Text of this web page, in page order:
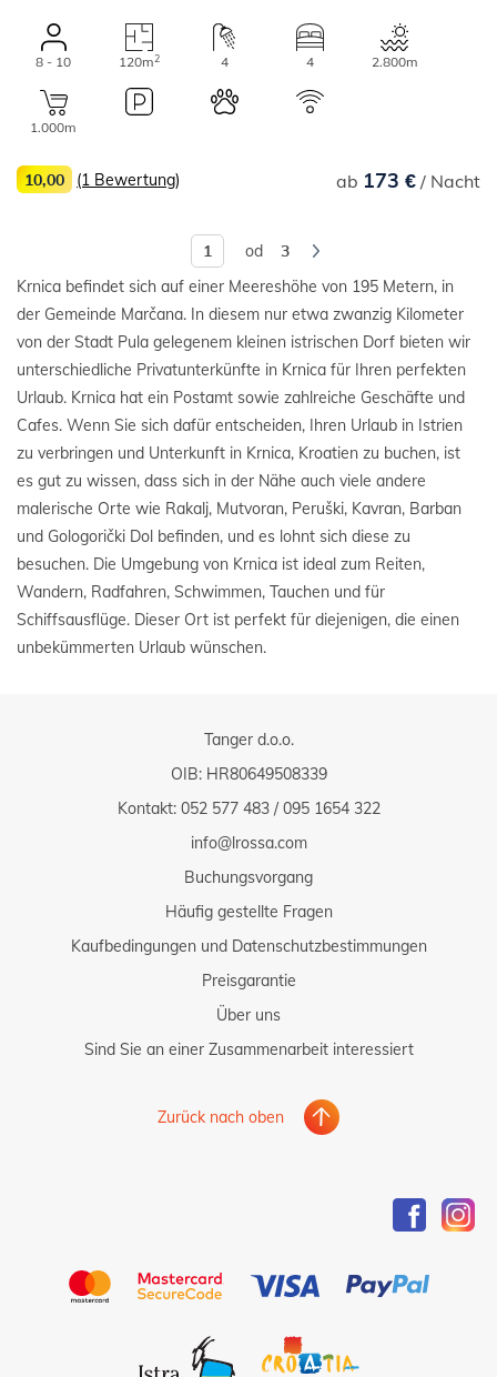
8 - 10 120m2 4 4 2.800m
1.000m
ab 173 €/ Nacht
10,00 (1 Bewertung)
od 3
Krnica befindet sich auf einer Meereshöhe von 195 Metern, in
der Gemeinde Marčana. In diesem nur etwa zwanzig Kilometer
von der Stadt Pula gelegenem kleinen istrischen Dorf bieten wir
unterschiedliche Privatunterkünfte in Krnica für Ihren perfekten
Urlaub. Krnica hat ein Postamt sowie zahlreiche Geschäfte und
Cafes. Wenn Sie sich dafür entscheiden, Ihren Urlaub in Istrien
zu verbringen und Unterkunft in Krnica, Kroatien zu buchen, ist
es gut zu wissen, dass sich in der Nähe auch viele andere
malerische Orte wie Rakalj, Mutvoran, Peruški, Kavran, Barban
und Gologorički Dol befinden, und es lohnt sich diese zu
besuchen. Die Umgebung von Krnica ist ideal zum Reiten,
Wandern, Radfahren, Schwimmen, Tauchen und für
Schiffsausflüge. Dieser Ort ist perfekt für diejenigen, die einen
unbekümmerten Urlaub wünschen.
Tanger d.o.o.
OIB: HR80649508339
Kontakt: 052 577 483/095 1654 322
info@lrossa.com
Buchungsvorgang
Häufig gestellte Fragen
Kaufbedingungen und Datenschutzbestimmungen
Preisgarantie
Über uns
Sind Sie an einer Zusammenarbeit interessiert
Zurück nach oben